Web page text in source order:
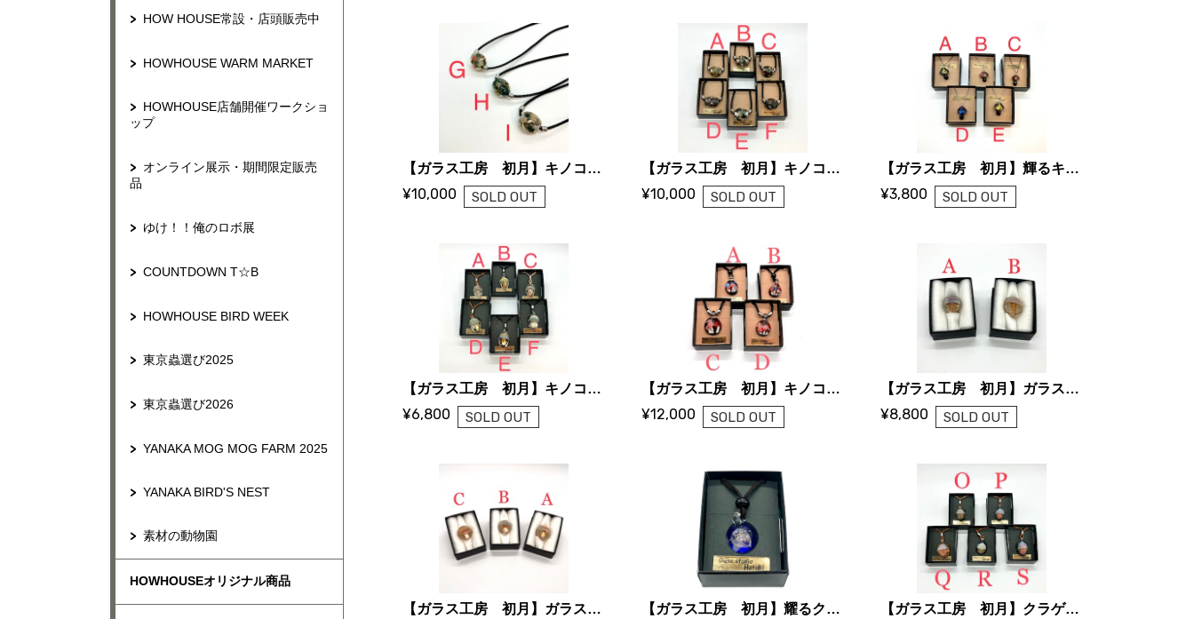
HOW HOUSE常設・店頭販売中
HOWHOUSE WARM MARKET
HOWHOUSE店舗開催ワークショ
ップ
オンライン展示・期間限定販売
品
ゆけ！！俺のロボ展
COUNTDOWN T☆B
HOWHOUSE BIRD WEEK
東京蟲選び2025
東京蟲選び2026
YANAKA MOG MOG FARM 2025
YANAKA BIRD'S NEST
素材の動物園
HOWHOUSEオリジナル商品
【ガラス工房 初月】キノコのとんぼ玉ネックレス G〜I
¥10,000 SOLD OUT
【ガラス工房 初月】キノコのとんぼ玉ネックレス A〜F
¥10,000 SOLD OUT
【ガラス工房 初月】輝るキノコネックレス A〜E
¥3,800 SOLD OUT
【ガラス工房 初月】キノコのネックレス A〜H
¥6,800 SOLD OUT
【ガラス工房 初月】キノコいっぱいネックレス A〜F
¥12,000 SOLD OUT
【ガラス工房 初月】ガラスの帯留(くらげ)
¥8,800 SOLD OUT
【ガラス工房 初月】ガラスの帯留(きのこ) 【ガラス工房 初月】耀るクラゲネックレス 【ガラス工房 初月】クラゲのネックレス O〜S